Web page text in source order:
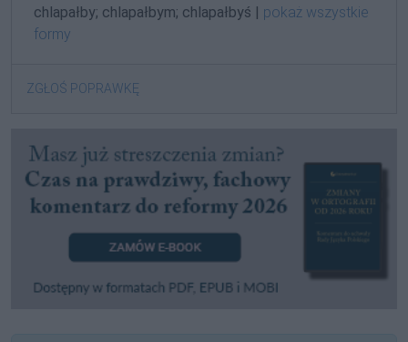
chlapałby; chlapałbym; chlapałbyś | pokaż wszystkie
formy
ZGŁOŚ POPRAWKĘ